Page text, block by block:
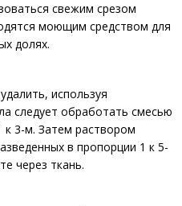
свежим срезом
моющим средством для
долях.
используя
следует обработать смесью
к 3-м. Затем раствором
в пропорции 1 к 5-
через ткань.